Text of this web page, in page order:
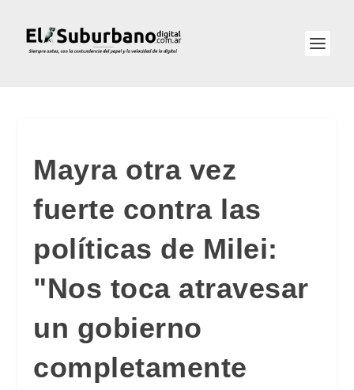
Mayra otra vez
fuerte contra las
políticas de Milei:
"Nos toca atravesar
un gobierno
completamente